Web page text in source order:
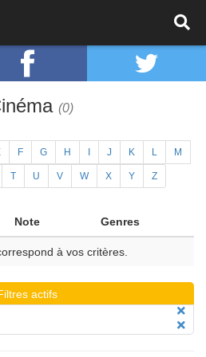
(0)
F G H J K L M
T U V W X Y Z
Note Genres
à vos critères.
actifs